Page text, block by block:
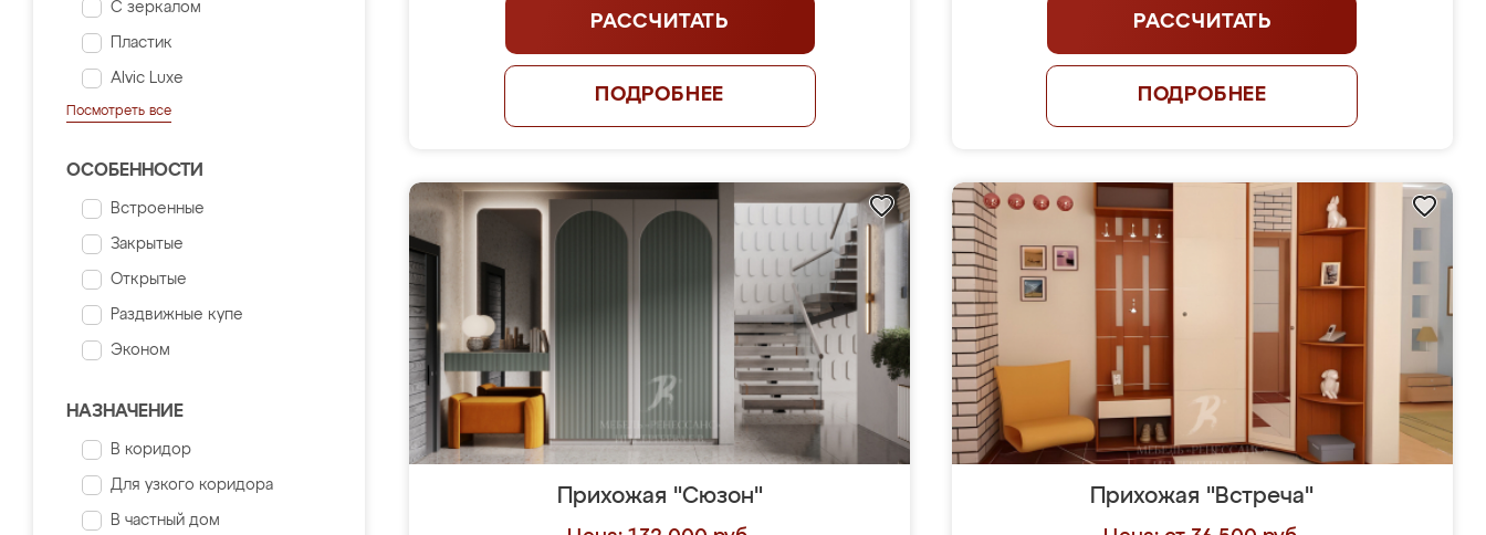
С зеркалом
Пластик
Alvic Luxe
Посмотреть все
ОСОБЕННОСТИ
Встроенные
Закрытые
Открытые
Раздвижные купе
Эконом
НАЗНАЧЕНИЕ
В коридор
Для узкого коридора
В частный дом
РАССЧИТАТЬ
ПОДРОБНЕЕ
РАССЧИТАТЬ
ПОДРОБНЕЕ
Прихожая "Сюзон" Прихожая "Встреча"